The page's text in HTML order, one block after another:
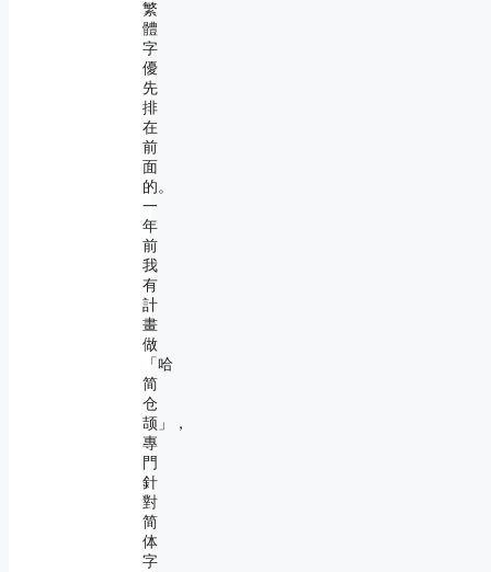
繁
體
字
優
先
排
在
前
面
的。
一
年
前
我
有
計
畫
做
「哈
简
仓
颉」，
專
門
針
對
简
体
字